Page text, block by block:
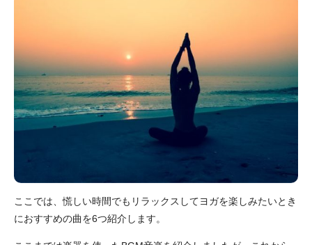
ここでは、慌しい時間でもリラックスしてヨガを楽しみたいとき
におすすめの曲を6つ紹介します。